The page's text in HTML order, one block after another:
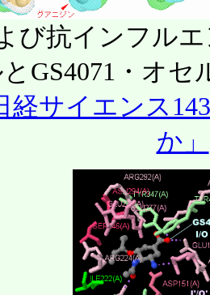
び抗インフル
GS4071・オ
経サイエンス
か」